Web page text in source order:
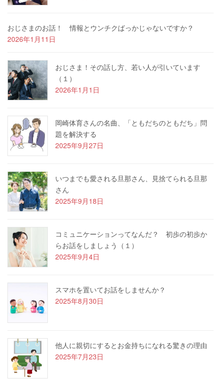
おじさまのお話！ 情報とウンチクばっかじゃないですか？
2026年1月11日
おじさま！その話し方、若い人が引いています
（１）
2026年1月1日
岡崎体育さんの名曲、「ともだちのともだち」問
題を解決する
2025年9月27日
いつまでも愛される旦那さん、見捨てられる旦那
さん
2025年9月18日
コミュニケーションってなんだ？ 初歩の初歩か
らお話をしましょう（１）
2025年9月4日
スマホを置いてお話をしませんか？
2025年8月30日
他人に親切にするとお金持ちになれる驚きの理由
2025年7月23日